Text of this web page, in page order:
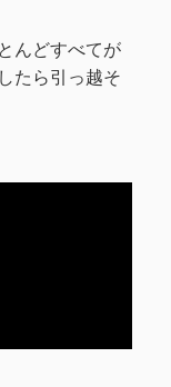
んどすべてが
たら引っ越そ